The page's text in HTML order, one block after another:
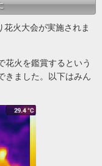
火大会が実施されま
火を鑑賞するという
きました。以下はみん